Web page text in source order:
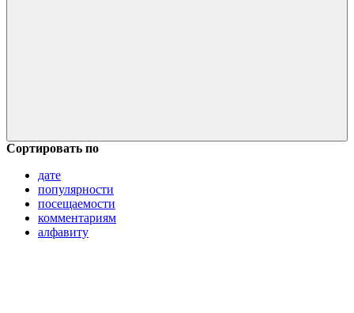
Сортировать по
дате
популярности
посещаемости
комментариям
алфавиту